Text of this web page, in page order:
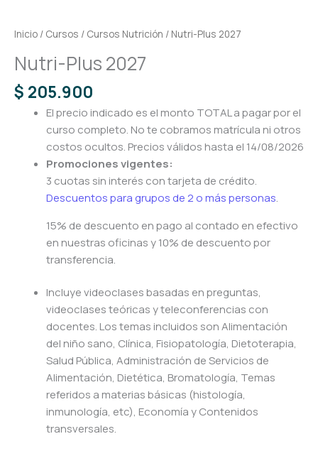
Inicio / Cursos / Cursos Nutrición / Nutri-Plus 2027
Nutri-Plus 2027
$ 205.900
El precio indicado es el monto TOTAL a pagar por el
curso completo. No te cobramos matrícula ni otros
costos ocultos. Precios válidos hasta el 14/08/2026
Promociones vigentes:
3 cuotas sin interés con tarjeta de crédito.
Descuentos para grupos de 2 o más personas.
15% de descuento en pago al contado en efectivo
en nuestras oficinas y 10% de descuento por
transferencia.
Incluye videoclases basadas en preguntas,
videoclases teóricas y teleconferencias con
docentes. Los temas incluidos son Alimentación
del niño sano, Clínica, Fisiopatología, Dietoterapia,
Salud Pública, Administración de Servicios de
Alimentación, Dietética, Bromatología, Temas
referidos a materias básicas (histología,
inmunología, etc), Economía y Contenidos
transversales.